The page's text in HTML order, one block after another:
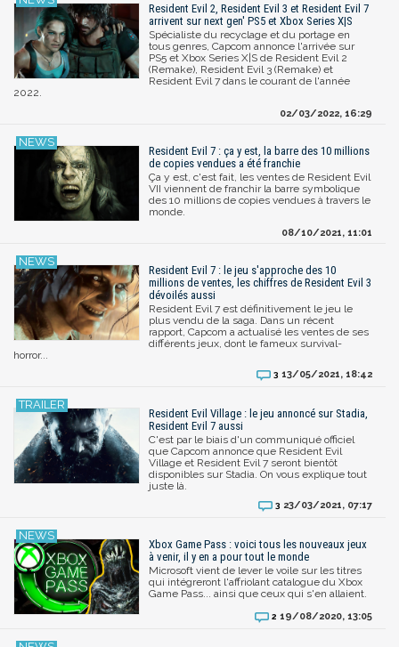
Resident Evil 2, Resident Evil 3 et Resident Evil 7
arrivent sur next gen' PS5 et Xbox Series X|S
Spécialiste du recyclage et du portage en
tous genres, Capcom annonce l'arrivée sur
PS5 et Xbox Series X|S de Resident Evil 2
(Remake), Resident Evil 3 (Remake) et
Resident Evil 7 dans le courant de l'année
2022.
02/03/2022, 16:29
Resident Evil 7 : ça y est, la barre des 10 millions
de copies vendues a été franchie
Ça y est, c'est fait, les ventes de Resident Evil
VII viennent de franchir la barre symbolique
des 10 millions de copies vendues à travers le
monde.
08/10/2021, 11:01
Resident Evil 7 : le jeu s'approche des 10
millions de ventes, les chiffres de Resident Evil 3
dévoilés aussi
Resident Evil 7 est définitivement le jeu le
plus vendu de la saga. Dans un récent
rapport, Capcom a actualisé les ventes de ses
différents jeux, dont le fameux survival-
horror...
3 13/05/2021, 18:42
Resident Evil Village : le jeu annoncé sur Stadia,
Resident Evil 7 aussi
C'est par le biais d'un communiqué officiel
que Capcom annonce que Resident Evil
Village et Resident Evil 7 seront bientôt
disponibles sur Stadia. On vous explique tout
juste là.
3 23/03/2021, 07:17
Xbox Game Pass : voici tous les nouveaux jeux
à venir, il y en a pour tout le monde
Microsoft vient de lever le voile sur les titres
qui intégreront l'affriolant catalogue du Xbox
Game Pass... ainsi que ceux qui s'en allaient.
2 19/08/2020, 13:05